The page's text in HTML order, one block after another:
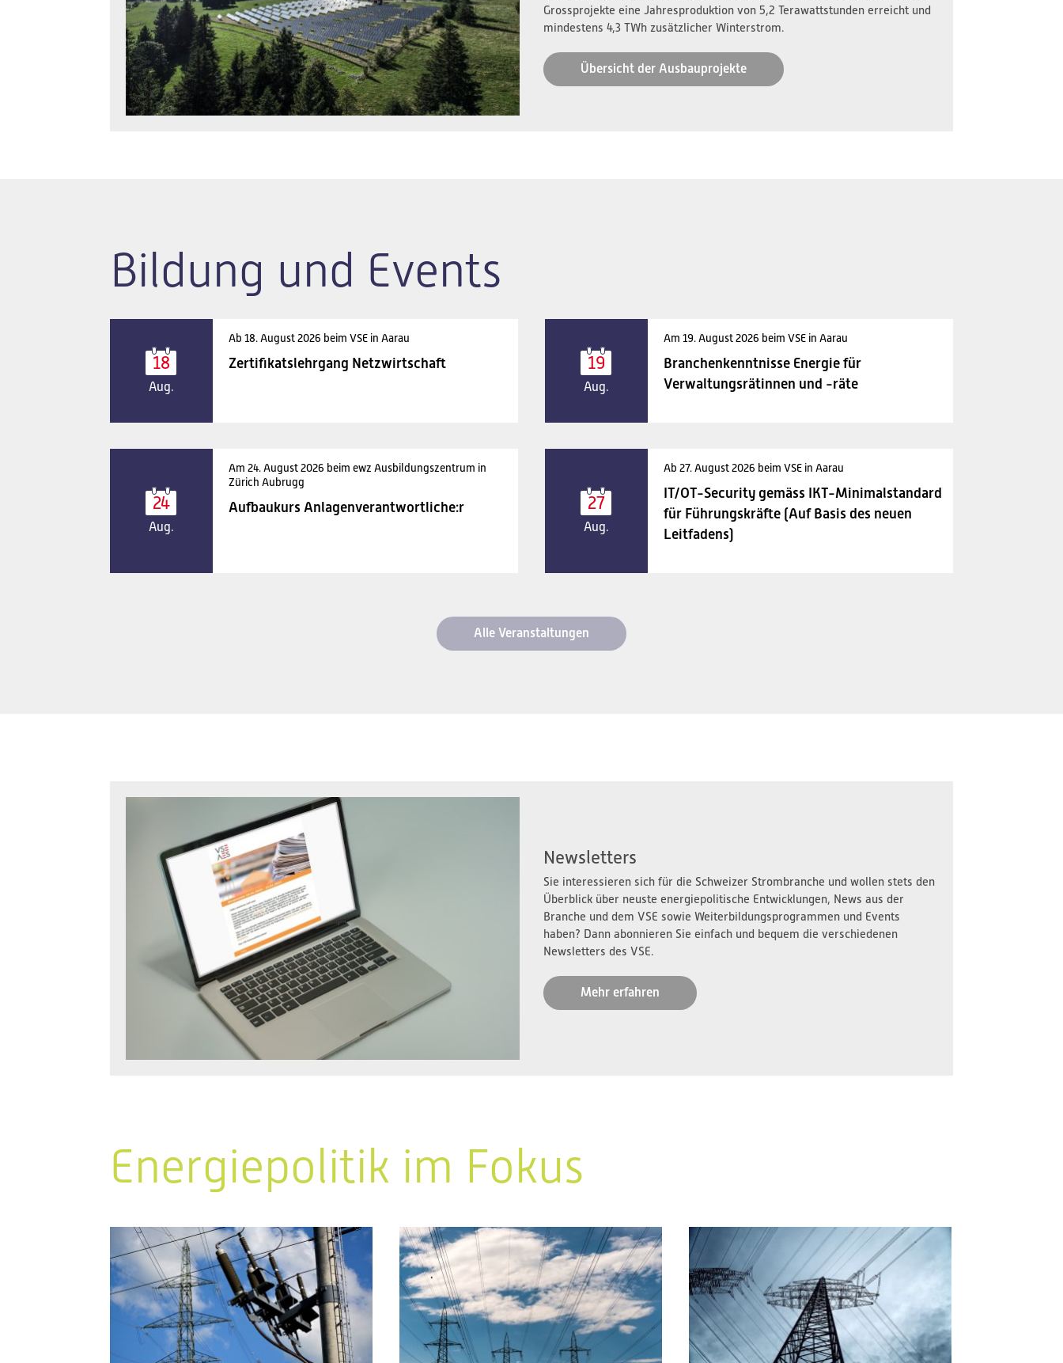
Grossprojekte eine Jahresproduktion von 5,2 Terawattstunden erreicht und
mindestens 4,3 TWh zusätzlicher Winterstrom.
Übersicht der Ausbauprojekte
Bildung und Events
18
Aug.
Ab 18. August 2026 beim VSE in Aarau
Zertifikatslehrgang Netzwirtschaft 19
Aug.
Am 19. August 2026 beim VSE in Aarau
Branchenkenntnisse Energie für
Verwaltungsrätinnen und -räte
24
Aug.
Am 24. August 2026 beim ewz Ausbildungszentrum in
Zürich Aubrugg
Aufbaukurs Anlagenverantwortliche:r 27
Aug.
Ab 27. August 2026 beim VSE in Aarau
IT/OT-Security gemäss IKT-Minimalstandard
für Führungskräfte (Auf Basis des neuen
Leitfadens)
Alle Veranstaltungen
Newsletters
Sie interessieren sich für die Schweizer Strombranche und wollen stets den
Überblick über neuste energiepolitische Entwicklungen, News aus der
Branche und dem VSE sowie Weiterbildungsprogrammen und Events
haben? Dann abonnieren Sie einfach und bequem die verschiedenen
Newsletters des VSE.
Mehr erfahren
Energiepolitik im Fokus